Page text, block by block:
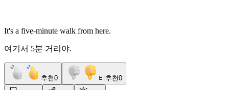
It's a five-minute walk from here.
여기서 5분 거리야.
추천0 비추천0